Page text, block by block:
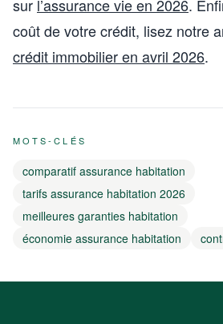
sur l’assurance vie en 2026.
coût de votre crédit, lisez notre
crédit immobilier en avril 2026.
MOTS-CLÉS
comparatif assurance habitation
tarifs assurance habitation 2026
meilleures garanties habitation
économie assurance habitation